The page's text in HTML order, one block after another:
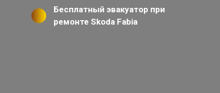
Бесплатный эвакуатор при
ремонте Skoda Fabia